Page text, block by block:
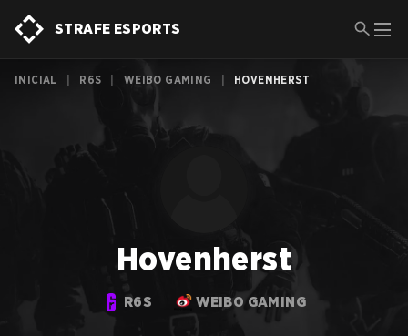
STRAFE ESPORTS
INICIAL R6S WEIBO GAMING HOVENHERST
Hovenherst
R6S WEIBO GAMING